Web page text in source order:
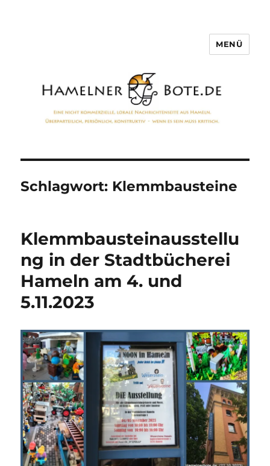
MENÜ
Schlagwort: Klemmbausteine
Klemmbausteinausstellu
ng in der Stadtbücherei
Hameln am 4. und
5.11.2023